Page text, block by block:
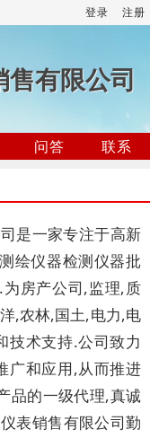
登录 注册
有限公司
问答
联系
是一家专注于高新
绘仪器检测仪器批
房产公司,监理,质
,农林,国土,电力,电
技术支持.公司致力
广和应用,从而推进
品的一级代理,真诚
表销售有限公司勤